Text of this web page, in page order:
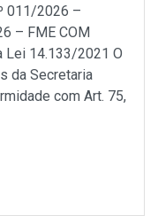
011/2026 –
– FME COM
Lei 14.133/2021 O
da Secretaria
com Art. 75,